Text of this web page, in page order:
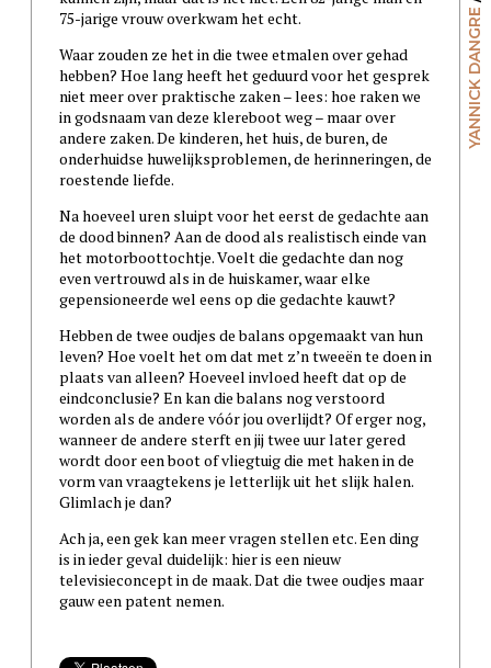
YANNICK DANGRE
75-jarige vrouw overkwam het echt.
Waar zouden ze het in die twee etmalen over gehad
hebben? Hoe lang heeft het geduurd voor het gesprek
niet meer over praktische zaken – lees: hoe raken we
in godsnaam van deze klereboot weg – maar over
andere zaken. De kinderen, het huis, de buren, de
onderhuidse huwelijksproblemen, de herinneringen, de
roestende liefde.
Na hoeveel uren sluipt voor het eerst de gedachte aan
de dood binnen? Aan de dood als realistisch einde van
het motorboottochtje. Voelt die gedachte dan nog
even vertrouwd als in de huiskamer, waar elke
gepensioneerde wel eens op die gedachte kauwt?
Hebben de twee oudjes de balans opgemaakt van hun
leven? Hoe voelt het om dat met z’n tweeën te doen in
plaats van alleen? Hoeveel invloed heeft dat op de
eindconclusie? En kan die balans nog verstoord
worden als de andere vóór jou overlijdt? Of erger nog,
wanneer de andere sterft en jij twee uur later gered
wordt door een boot of vliegtuig die met haken in de
vorm van vraagtekens je letterlijk uit het slijk halen.
Glimlach je dan?
Ach ja, een gek kan meer vragen stellen etc. Een ding
is in ieder geval duidelijk: hier is een nieuw
televisieconcept in de maak. Dat die twee oudjes maar
gauw een patent nemen.